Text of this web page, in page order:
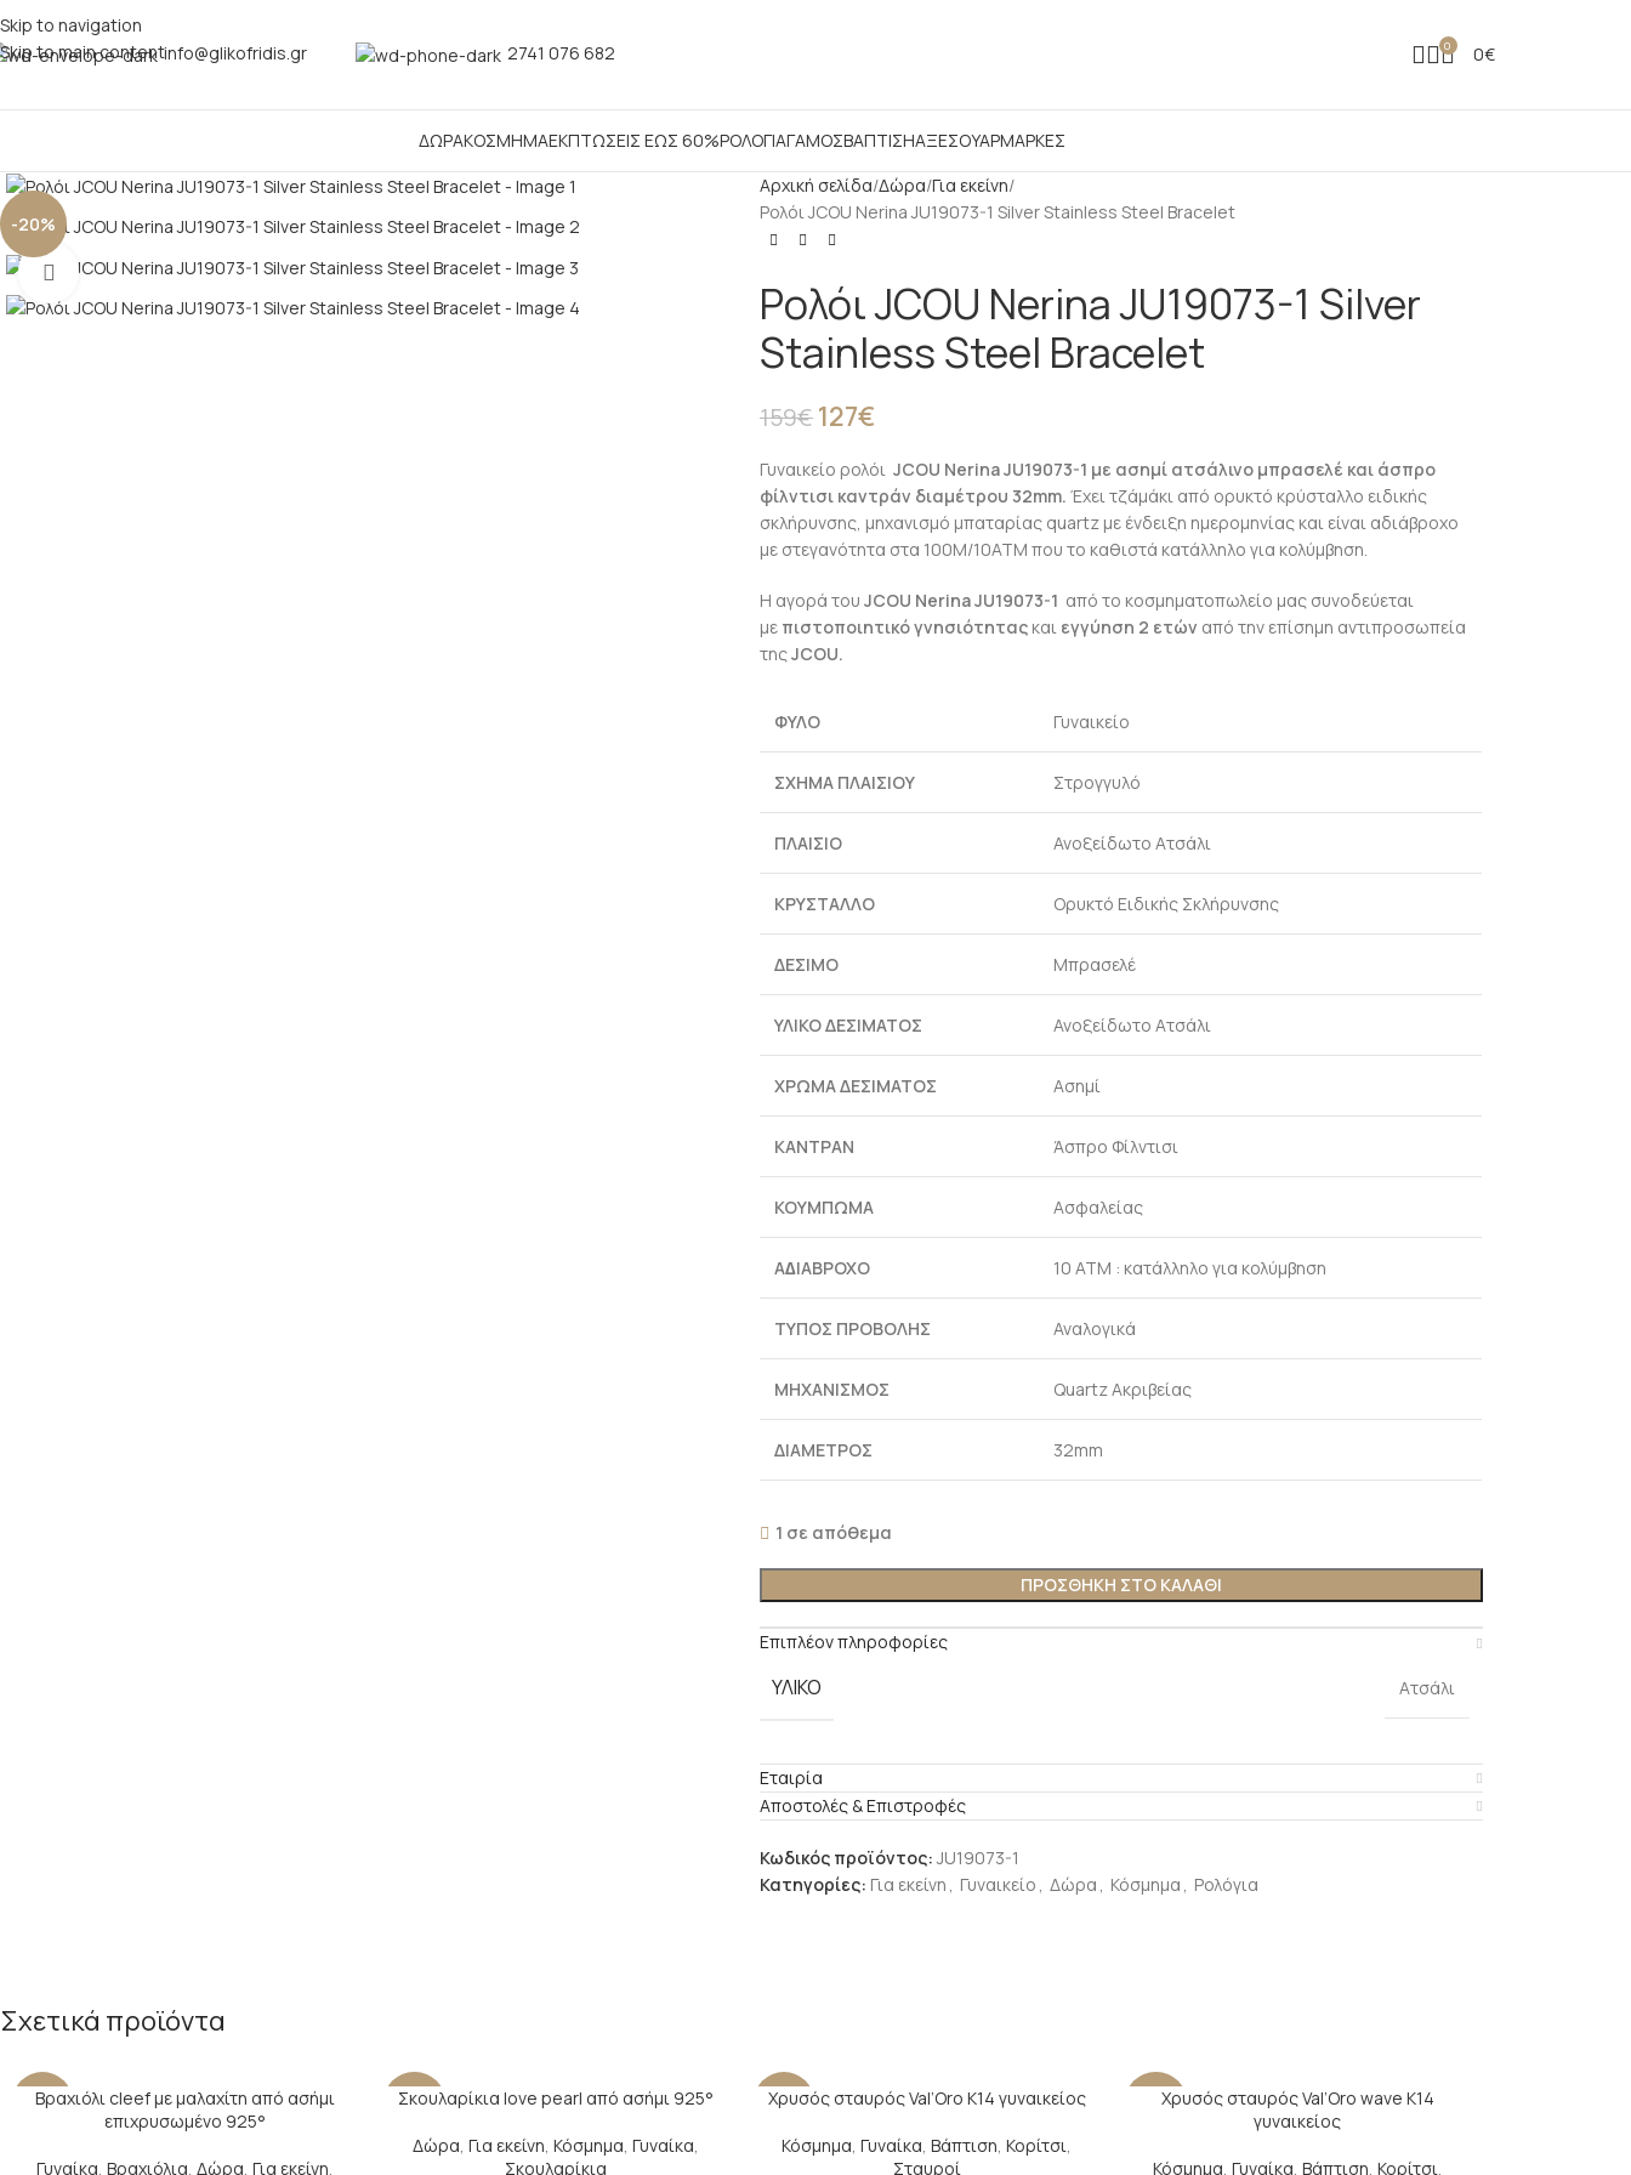
Skip to navigation
Skip to main contentinfo@glikofridis.gr 2741 076 682 0 0€
ΔΩΡΑΚΟΣΜΗΜΑΕΚΠΤΩΣΕΙΣ ΕΩΣ 60%ΡΟΛΟΓΙΑΓΑΜΟΣΒΑΠΤΙΣΗΑΞΕΣΟΥΑΡΜΑΡΚΕΣ
-20%
Click to enlarge
Αρχική σελίδα Δώρα Για εκείνη
Ρολόι JCOU Nerina JU19073-1 Silver Stainless Steel Bracelet
Ρολόι JCOU Nerina JU19073-1 Silver
Stainless Steel Bracelet
159€127€
Γυναικείο ρολόιJCOU Nerina JU19073-1 με ασημί ατσάλινο μπρασελέ και άσπρο
φίλντισι καντράν διαμέτρου 32mm. Έχει τζάμάκι από ορυκτό κρύσταλλο ειδικής
σκλήρυνσης, μηχανισμό μπαταρίας quartz με ένδειξη ημερομηνίας και είναι αδιάβροχο
με στεγανότητα στα 100M/10ΑΤΜ που το καθιστά κατάλληλο για κολύμβηση.
Η αγορά του JCOU Nerina JU19073-1 από το κοσμηματοπωλείο μας συνοδεύεται
με πιστοποιητικό γνησιότηταςκαι εγγύηση 2 ετών από την επίσημη αντιπροσωπεία
τηςJCOU.
ΦΥΛΟ Γυναικείο
ΣΧΗΜΑ ΠΛΑΙΣΙΟΥ Στρογγυλό
ΠΛΑΙΣΙΟ Ανοξείδωτο Ατσάλι
ΚΡΥΣΤΑΛΛΟ Ορυκτό Ειδικής Σκλήρυνσης
ΔΕΣΙΜΟ Μπρασελέ
ΥΛΙΚΟ ΔΕΣΙΜΑΤΟΣ Ανοξείδωτο Ατσάλι
ΧΡΩΜΑ ΔΕΣΙΜΑΤΟΣ Ασημί
ΚΑΝΤΡΑΝ Άσπρο Φίλντισι
ΚΟΥΜΠΩΜΑ Ασφαλείας
Α∆ΙΑΒΡΟΧΟ 10 ATM : κατάλληλο για κολύμβηση
ΤΥΠΟΣ ΠΡΟΒΟΛΗΣ Αναλογικά
ΜΗΧΑΝΙΣΜΟΣ Quartz Ακριβείας
ΔΙΑΜΕΤΡΟΣ 32mm
1 σε απόθεμα
ΠΡΟΣΘΗΚΗ ΣΤΟ ΚΑΛΑΘΙ
Επιπλέον πληροφορίες
ΥΛΙΚΟ Ατσάλι
Εταιρία
Αποστολές & Επιστροφές
Κωδικός προϊόντος:JU19073-1
Κατηγορίες: Για εκείνη , Γυναικείο , Δώρα , Κόσμημα , Ρολόγια
Σχετικά προϊόντα
-17%
OUT
Βραχιόλι cleef με μαλαχίτη από ασήμι
επιχρυσωμένο 925°
Γυναίκα,Βραχιόλια,Δώρα,Για εκείνη,
-29%
Σκουλαρίκια love pearl από ασήμι 925°
Δώρα,Για εκείνη,Κόσμημα,Γυναίκα,
Σκουλαρίκια
-14%
Χρυσός σταυρός Val’Oro Κ14 γυναικείος
Κόσμημα,Γυναίκα,Βάπτιση,Κορίτσι,
Σταυροί
-22%Χρυσός σταυρός Val’Oro wave Κ14
γυναικείος
Κόσμημα, Γυναίκα, Βάπτιση, Κορίτσι,